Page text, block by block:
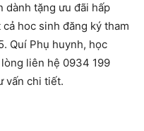
dành tặng ưu đãi hấp
hoc sinh đăng ký tham
Quí Phụ huynh, học
liên hệ 0934 199
vấn chi tiết.